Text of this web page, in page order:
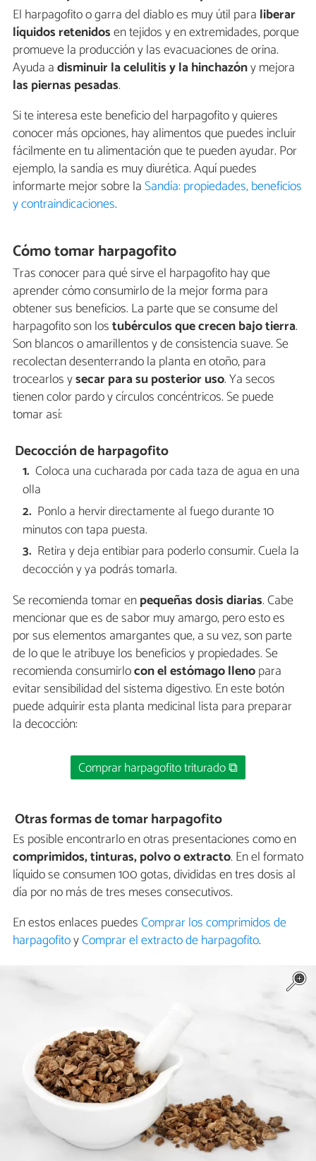
El harpagofito o garra del diablo es muy útil para liberar
líquidos retenidosen tejidos y en extremidades, porque
promueve la producción y las evacuaciones de orina.
Ayuda adisminuir la celulitis y la hinchazóny mejora
las piernas pesadas.
Si te interesa este beneficio del harpagofito y quieres
conocer más opciones, hay alimentos que puedes incluir
fácilmente en tu alimentación que te pueden ayudar. Por
ejemplo, la sandía es muy diurética. Aquí puedes
informarte mejor sobre laSandía: propiedades, beneficios
y contraindicaciones.
Cómo tomar harpagofito
Tras conocer para qué sirve el harpagofito hay que
aprender cómo consumirlo de la mejor forma para
obtener sus beneficios. La parte que se consume del
harpagofito son lostubérculos que crecen bajo tierra.
Son blancos o amarillentos y de consistencia suave. Se
recolectan desenterrando la planta en otoño, para
trocearlos ysecar para su posterior uso. Ya secos
tienen color pardo y círculos concéntricos. Se puede
tomar así:
Decocción de harpagofito
Coloca una cucharada por cada taza de agua en una
olla
Ponlo a hervir directamente al fuego durante 10
minutos con tapa puesta.
Retira y deja entibiar para poderlo consumir. Cuela la
decocción y ya podrás tomarla.
Se recomienda tomar enpequeñas dosis diarias. Cabe
mencionar que es de sabor muy amargo, pero esto es
por sus elementos amargantes que, a su vez, son parte
de lo que le atribuye los beneficios y propiedades. Se
recomienda consumirlocon el estómago llenopara
evitar sensibilidad del sistema digestivo. En este botón
puede adquirir esta planta medicinal lista para preparar
la decocción:
Comprar harpagofito triturado ⧉
Otras formas de tomar harpagofito
Es posible encontrarlo en otras presentaciones como en
comprimidos, tinturas, polvo o extracto. En el formato
líquido se consumen 100 gotas, divididas en tres dosis al
día por no más de tres meses consecutivos.
En estos enlaces puedesComprar los comprimidos de
harpagofitoyComprar el extracto de harpagofito.